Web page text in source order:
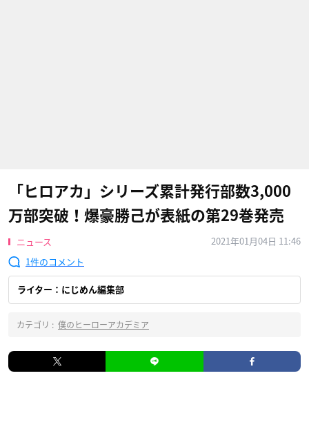
「ヒロアカ」シリーズ累計発行部数3,000
万部突破！爆豪勝己が表紙の第29巻発売
ニュース
2021年01月04日 11:46
1
ライター：にじめん編集部
カテゴリ : 僕のヒーローアカデミア